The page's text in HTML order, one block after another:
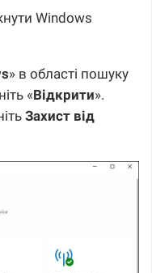
Windows
» в області пошуку
«Відкрити».
Захист від